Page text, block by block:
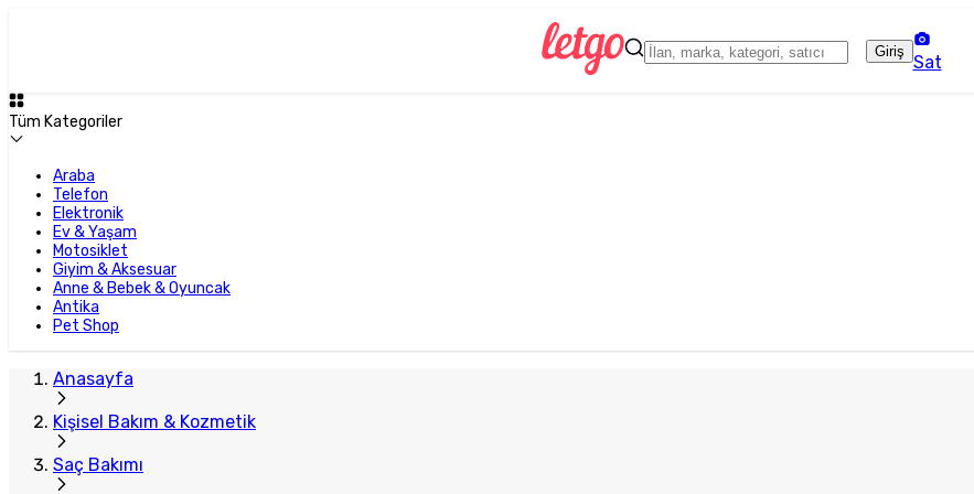
Giriş
Sat
Tüm Kategoriler
Araba
Telefon
Elektronik
Ev & Yaşam
Motosiklet
Giyim & Aksesuar
Anne & Bebek & Oyuncak
Antika
Pet Shop
Anasayfa
Kişisel Bakım & Kozmetik
Saç Bakımı